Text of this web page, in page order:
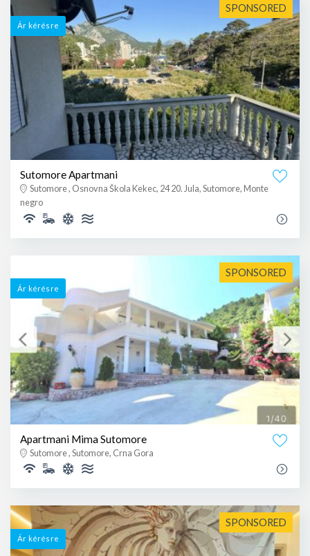
SPONSORED
Ár kérésre
Sutomore Apartmani
Sutomore , Osnovna Škola Kekec, 24 20. Jula, Sutomore, Monte
negro
SPONSORED
Ár kérésre
Apartmani Mima Sutomore
Sutomore , Sutomore, Crna Gora
SPONSORED
Ár kérésre